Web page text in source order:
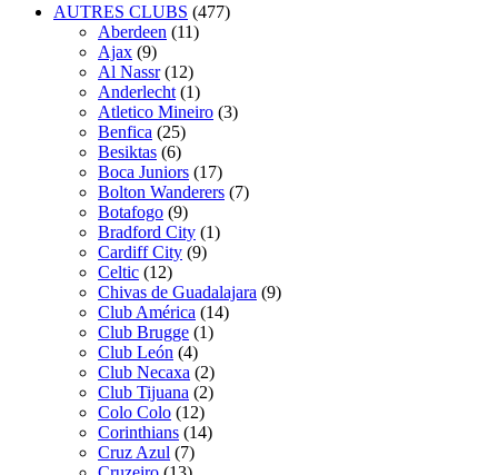
AUTRES CLUBS (477)
Aberdeen (11)
Ajax (9)
Al Nassr (12)
Anderlecht (1)
Atletico Mineiro (3)
Benfica (25)
Besiktas (6)
Boca Juniors (17)
Bolton Wanderers (7)
Botafogo (9)
Bradford City (1)
Cardiff City (9)
Celtic (12)
Chivas de Guadalajara (9)
Club América (14)
Club Brugge (1)
Club León (4)
Club Necaxa (2)
Club Tijuana (2)
Colo Colo (12)
Corinthians (14)
Cruz Azul (7)